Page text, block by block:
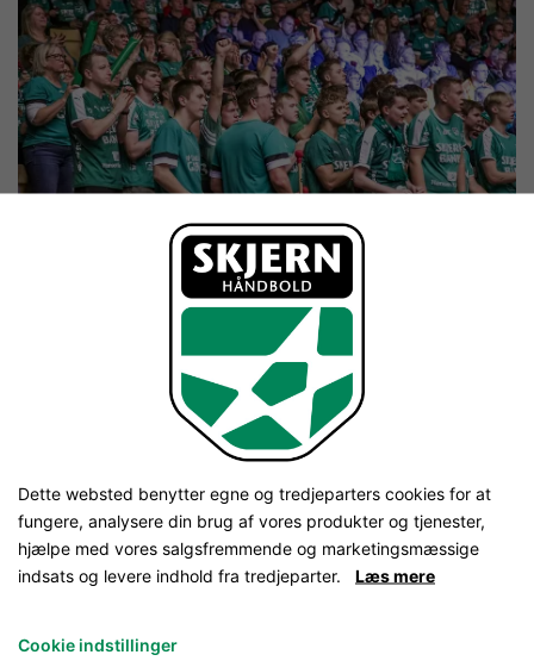
KATEGORIER
Dette websted benytter egne og tredjeparters cookies for at
fungere, analysere din brug af vores produkter og tjenester,
hjælpe med vores salgsfremmende og marketingsmæssige
indsats og levere indhold fra tredjeparter. Læs mere
Cookie indstillinger